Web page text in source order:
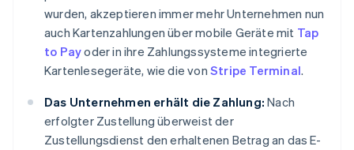
wurden, akzeptieren immer mehr Unternehmen nun
auch Kartenzahlungen über mobile Geräte mit Tap
to Payoder in ihre Zahlungssysteme integrierte
Kartenlesegeräte, wie die von Stripe Terminal.
Das Unternehmen erhält die Zahlung: Nach
erfolgter Zustellung überweist der
Zustellungsdienst den erhaltenen Betrag an das E-